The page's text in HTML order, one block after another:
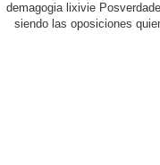
demagogia lixivie
siendo las oposiciones